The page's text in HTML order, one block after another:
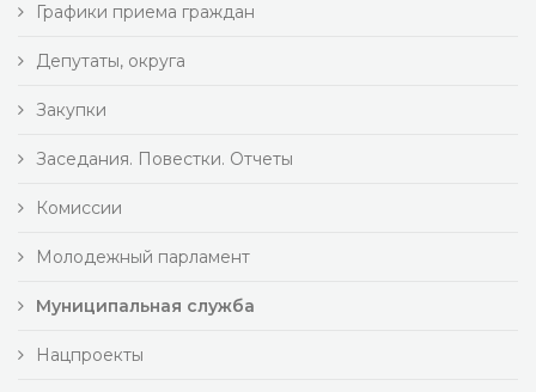
Графики приема граждан
Депутаты, округа
Закупки
Заседания. Повестки. Отчеты
Комиссии
Молодежный парламент
Муниципальная служба
Нацпроекты